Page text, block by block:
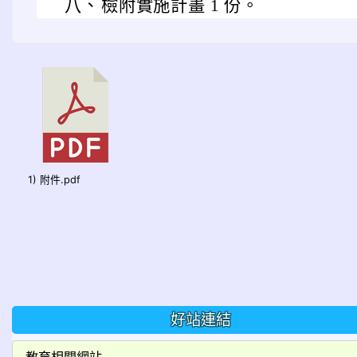
八、 檢附實施計畫 1 份。
1) 附件.pdf
好站連結